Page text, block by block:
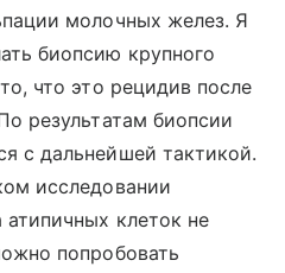
молочных желез. Я
биопсию крупного
что это рецидив после
результатам биопсии
с дальнейшей тактикой.
исследовании
клеток не
попробовать